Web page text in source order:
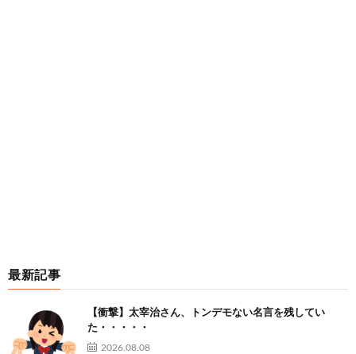
最新記事
【衝撃】太宰治さん、トンデモない名言を残してい
た・・・・・
2026.08.08